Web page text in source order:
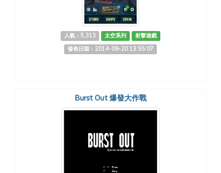
人氣：5,313 太空系列
射擊遊戲
發表日期：2014-09-20 13:55:07
Burst Out 爆發大作戰